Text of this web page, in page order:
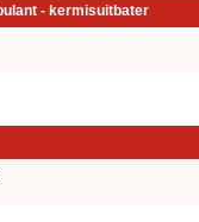
- kermisuitbater